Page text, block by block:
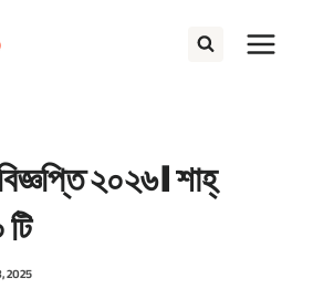
২০২৬। শাহ্
2025